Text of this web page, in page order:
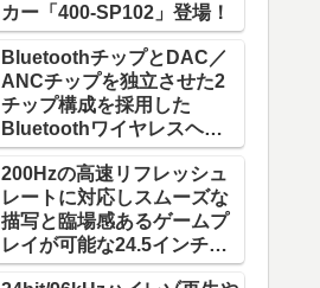
カー「400-SP102」登場！
BluetoothチップとDAC／
ANCチップを独立させた2
チップ構成を採用した
Bluetoothワイヤレスヘッ
ドホン「MOMENTUM 4
Wireless」登場！
200Hzの高速リフレッシュ
レートに対応しスムーズな
描写と臨場感あるゲームプ
レイが可能な24.5インチゲ
ーミングモニター「FFF-